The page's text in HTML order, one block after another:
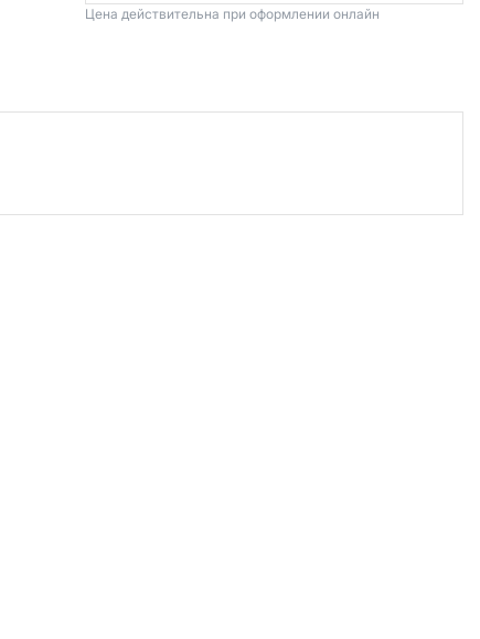
Цена действительна при оформлении онлайн